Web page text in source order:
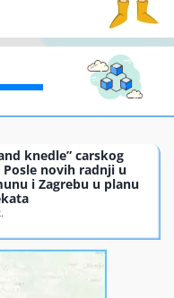
knedle” carskog
Posle novih radnji u
i Zagrebu u planu